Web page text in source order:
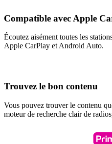
Compatible avec Apple
Écoutez aisément toutes les
Apple CarPlay et Android Auto.
Trouvez le bon contenu
Vous pouvez trouver le contenu
moteur de recherche clair de